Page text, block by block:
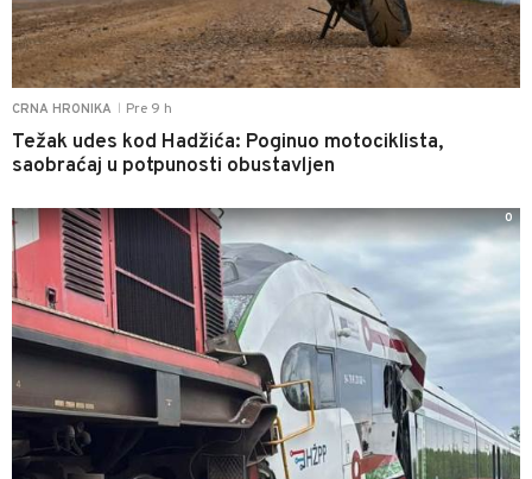
CRNA HRONIKA Pre 9 h
Težak udes kod Hadžića: Poginuo motociklista,
saobraćaj u potpunosti obustavljen
0